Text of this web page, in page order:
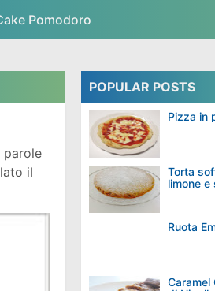
Pomodoro
parole
il
POPULAR POSTS
Pizza in
Torta
limone
Ruota
Caramel